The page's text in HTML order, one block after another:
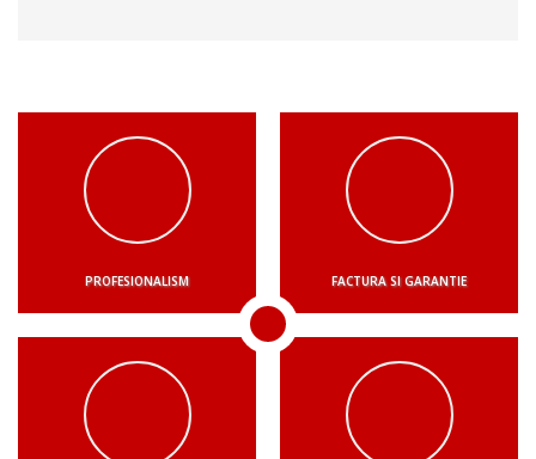
PROFESIONALISM FACTURA SI GARANTIE